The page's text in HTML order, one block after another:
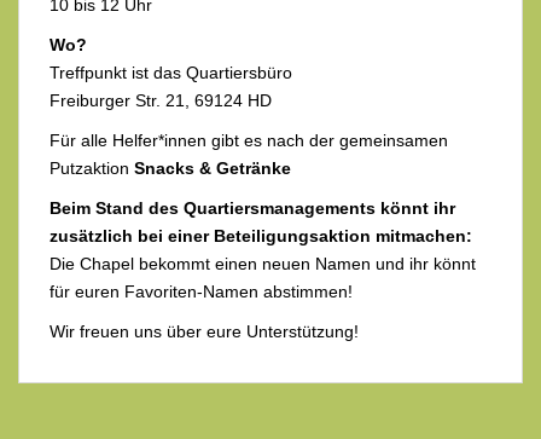
10 bis 12 Uhr
Wo?
Treffpunkt ist das Quartiersbüro
Freiburger Str. 21, 69124 HD
Für alle Helfer*innen gibt es nach der gemeinsamen
Putzaktion Snacks & Getränke
Beim Stand des Quartiersmanagements könnt ihr
zusätzlich bei einer Beteiligungsaktion mitmachen:
Die Chapel bekommt einen neuen Namen und ihr könnt
für euren Favoriten-Namen abstimmen!
Wir freuen uns über eure Unterstützung!